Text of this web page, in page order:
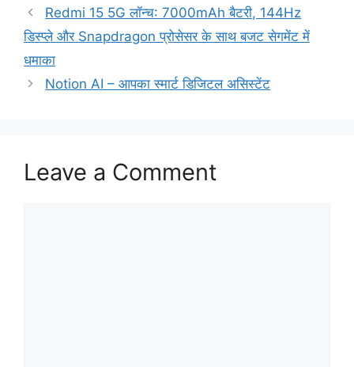
Redmi 15 5G लॉन्च: 7000mAh बैटरी, 144Hz
डिस्प्ले और Snapdragon प्रोसेसर के साथ बजट सेगमेंट में
धमाका
Notion AI – आपका स्मार्ट डिजिटल असिस्टेंट
Leave a Comment